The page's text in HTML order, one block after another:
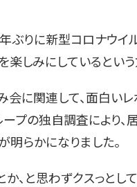
ぶりに新型コロナウ
楽しみにしているとい
会に関連して、面白い
ープの独自調査により
明らかになりました。
か、と思わずクスっと